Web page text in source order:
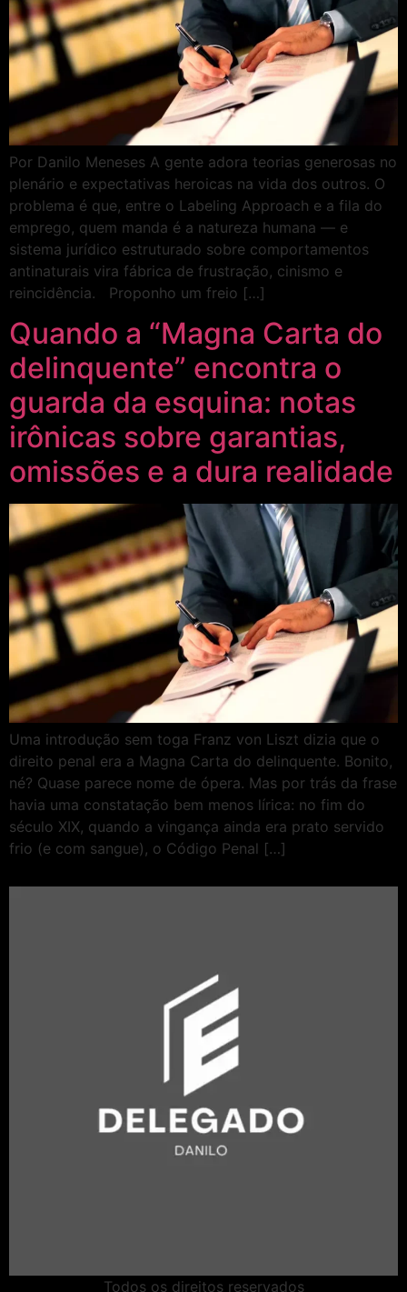
Por Danilo Meneses A gente adora teorias generosas no
plenário e expectativas heroicas na vida dos outros. O
problema é que, entre o Labeling Approach e a fila do
emprego, quem manda é a natureza humana — e
sistema jurídico estruturado sobre comportamentos
antinaturais vira fábrica de frustração, cinismo e
reincidência. Proponho um freio […]
Quando a “Magna Carta do
delinquente” encontra o
guarda da esquina: notas
irônicas sobre garantias,
omissões e a dura realidade
Uma introdução sem toga Franz von Liszt dizia que o
direito penal era a Magna Carta do delinquente. Bonito,
né? Quase parece nome de ópera. Mas por trás da frase
havia uma constatação bem menos lírica: no fim do
século XIX, quando a vingança ainda era prato servido
frio (e com sangue), o Código Penal […]
Todos os direitos reservados